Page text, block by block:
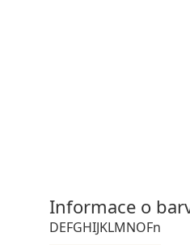
Informace o
DEFGHIJKLMNOFn